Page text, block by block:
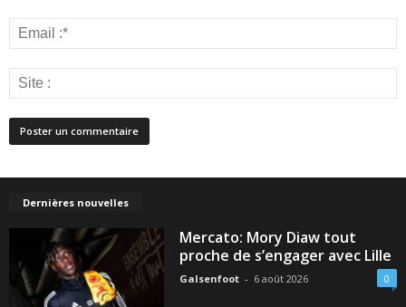
Dernières nouvelles
Mercato: Mory Diaw tout
proche de s’engager avec Lille
Galsenfoot - 6 août 2026 0